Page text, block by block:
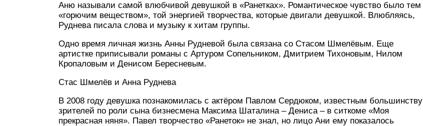
Аню называли самой влюбчивой девушкой в «Ранетках». Романтическое чувство было тем
«горючим веществом», той энергией творчества, которые двигали девушкой. Влюбляясь,
Руднева писала слова и музыку к хитам группы.
Одно время личная жизнь Анны Рудневой была связана со Стасом Шмелёвым. Еще
артистке приписывали романы с Артуром Сопельником, Дмитрием Тихоновым, Нилом
Кропаловым и Денисом Бересневым.
Стас Шмелёв и Анна Руднева
В 2008 году девушка познакомилась с актёром Павлом Сердюком, известным большинству
зрителей по роли сына бизнесмена Максима Шаталина – Дениса – в ситкоме «Моя
прекрасная няня». Павел творчество «Ранеток» не знал, но лицо Ани ему показалось